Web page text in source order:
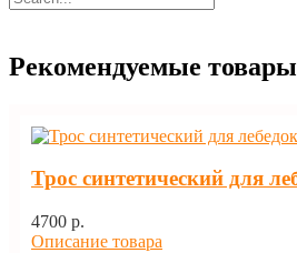
Рекомендуемые товары
Трос синтетический для
4700 p.
Описание товара